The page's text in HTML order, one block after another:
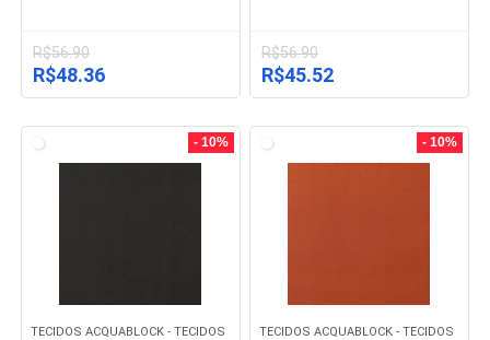
R$56.90
O
preço
era:
R$56.90.
R$48.36O
preço
R$48.36.
R$56.90
O
preço
era:
R$56.90.
R$45.52O
preço
R$45.52.
- 10%
TECIDOS ACQUABLOCK - TECIDOS
- 10%
TECIDOS ACQUABLOCK - TECIDOS